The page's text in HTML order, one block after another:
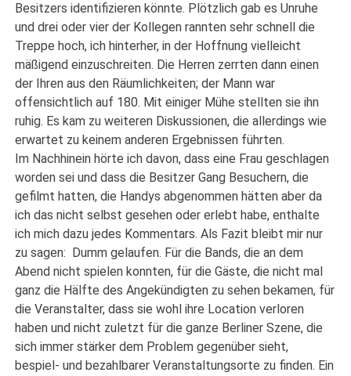
Besitzers identifizieren könnte. Plötzlich gab es Unruhe
und drei oder vier der Kollegen rannten sehr schnell die
Treppe hoch, ich hinterher, in der Hoffnung vielleicht
mäßigend einzuschreiten. Die Herren zerrten dann einen
der Ihren aus den Räumlichkeiten; der Mann war
offensichtlich auf 180. Mit einiger Mühe stellten sie ihn
ruhig. Es kam zu weiteren Diskussionen, die allerdings wie
erwartet zu keinem anderen Ergebnissen führten.
Im Nachhinein hörte ich davon, dass eine Frau geschlagen
worden sei und dass die Besitzer Gang Besuchern, die
gefilmt hatten, die Handys abgenommen hätten aber da
ich das nicht selbst gesehen oder erlebt habe, enthalte
ich mich dazu jedes Kommentars. Als Fazit bleibt mir nur
zu sagen: Dumm gelaufen. Für die Bands, die an dem
Abend nicht spielen konnten, für die Gäste, die nicht mal
ganz die Hälfte des Angekündigten zu sehen bekamen, für
die Veranstalter, dass sie wohl ihre Location verloren
haben und nicht zuletzt für die ganze Berliner Szene, die
sich immer stärker dem Problem gegenüber sieht,
bespiel- und bezahlbarer Veranstaltungsorte zu finden. Ein